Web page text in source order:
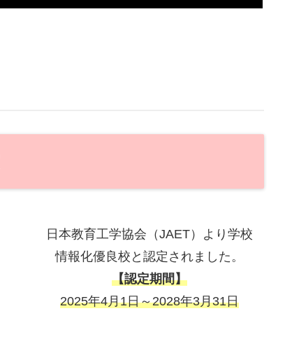
日本教育工学協会（JAET）より学校
情報化優良校と認定されました。
【認定期間】
2025年4月1日～2028年3月31日